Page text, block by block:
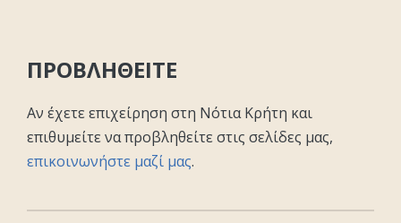
ΠΡΟΒΛΗΘΕΙΤΕ
Αν έχετε επιχείρηση στη Νότια Κρήτη και
επιθυμείτε να προβληθείτε στις σελίδες μας,
επικοινωνήστε μαζί μας.